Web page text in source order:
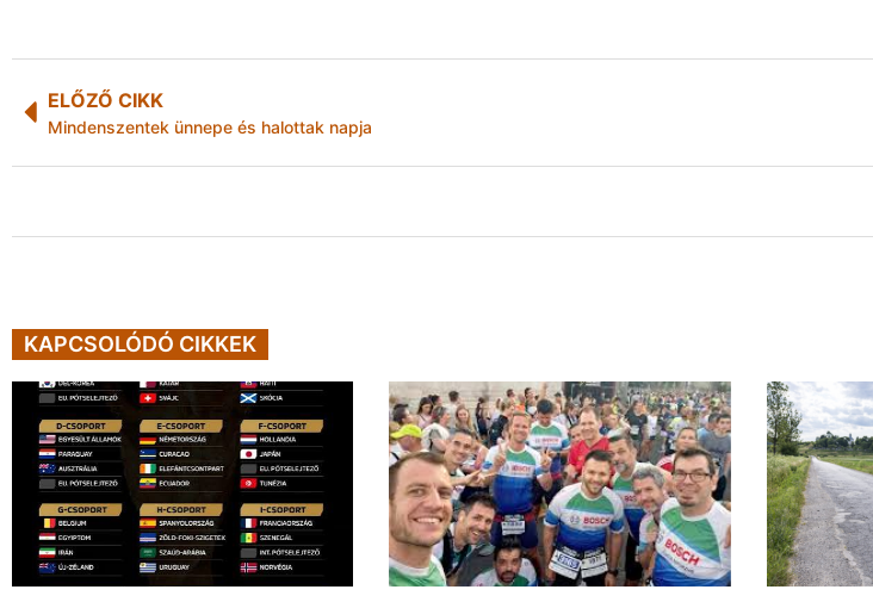
ELŐZŐ CIKK
Mindenszentek ünnepe és halottak napja
KAPCSOLÓDÓ CIKKEK